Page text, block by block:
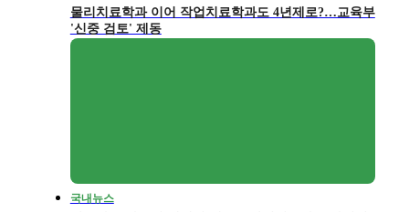
물리치료학과 이어 작업치료학과도 4년제로?…교육부
'신중 검토' 제동
국내뉴스